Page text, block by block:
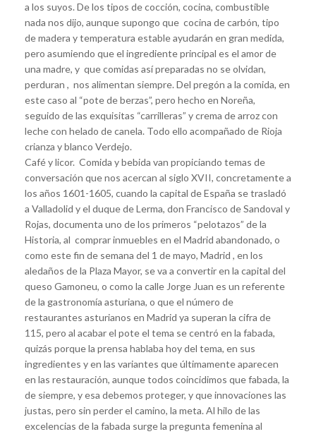
a los suyos. De los tipos de cocción, cocina, combustible
nada nos dijo, aunque supongo que cocina de carbón, tipo
de madera y temperatura estable ayudarán en gran medida,
pero asumiendo que el ingrediente principal es el amor de
una madre, y que comidas así preparadas no se olvidan,
perduran , nos alimentan siempre. Del pregón a la comida, en
este caso al “pote de berzas”, pero hecho en Noreña,
seguido de las exquisitas “carrilleras” y crema de arroz con
leche con helado de canela. Todo ello acompañado de Rioja
crianza y blanco Verdejo.
Café y licor. Comida y bebida van propiciando temas de
conversación que nos acercan al siglo XVII, concretamente a
los años 1601-1605, cuando la capital de España se trasladó
a Valladolid y el duque de Lerma, don Francisco de Sandoval y
Rojas, documenta uno de los primeros “pelotazos” de la
Historia, al comprar inmuebles en el Madrid abandonado, o
como este fin de semana del 1 de mayo, Madrid , en los
aledaños de la Plaza Mayor, se va a convertir en la capital del
queso Gamoneu, o como la calle Jorge Juan es un referente
de la gastronomía asturiana, o que el número de
restaurantes asturianos en Madrid ya superan la cifra de
115, pero al acabar el pote el tema se centró en la fabada,
quizás porque la prensa hablaba hoy del tema, en sus
ingredientes y en las variantes que últimamente aparecen
en las restauración, aunque todos coincidimos que fabada, la
de siempre, y esa debemos proteger, y que innovaciones las
justas, pero sin perder el camino, la meta. Al hilo de las
excelencias de la fabada surge la pregunta femenina al